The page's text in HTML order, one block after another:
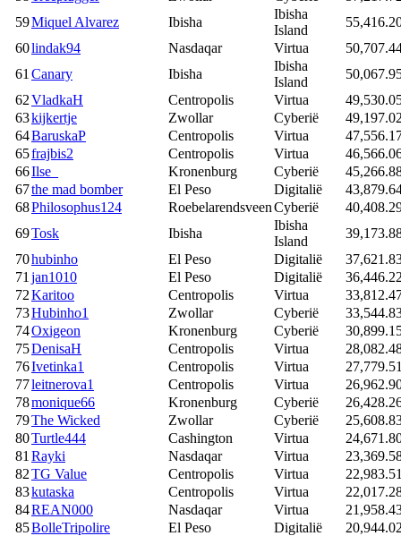
59Miquel Alvarez Ibisha
Ibisha
Island
60lindak94 Nasdaqar Virtua
61 Canary Ibisha
Ibisha
Island
62VladkaH Centropolis Virtua
63kijkertje Zwollar Cyberië
64BaruskaP Centropolis Virtua
65frajbis2 Centropolis Virtua
66Ilse_ Kronenburg Cyberië
67the mad bomber El Peso Digitalië
68Philosophus124 RoebelarendsveenCyberië
69Tosk Ibisha
Ibisha
Island
70hubinho El Peso Digitalië
71 jan1010 El Peso Digitalië
72Karitoo Centropolis Virtua
73Hubinho1 Zwollar Cyberië
74Oxigeon Kronenburg Cyberië
75DenisaH Centropolis Virtua
76Ivetinka1 Centropolis Virtua
77leitnerova1 Centropolis Virtua
78monique66 Kronenburg Cyberië
79The Wicked Zwollar Cyberië
80Turtle444 Cashington Virtua
81 Rayki Nasdaqar Virtua
82TG Value Centropolis Virtua
83kutaska Centropolis Virtua
84REAN000 Nasdaqar Virtua
85BolleTripolire El Peso Digitalië